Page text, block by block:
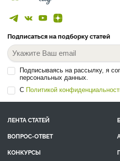
Подписаться на подборку статей
Подписываясь на рассылку, я
персональных данных.
С Политикой
ЛЕНТА СТАТЕЙ
ВОПРОС-ОТВЕТ
КОНКУРСЫ